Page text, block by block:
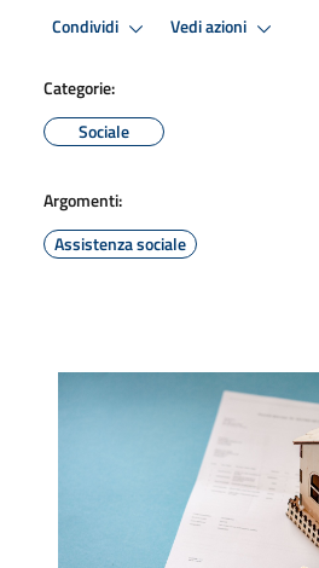
Condividi Vedi azioni
Categorie:
Sociale
Argomenti:
Assistenza sociale